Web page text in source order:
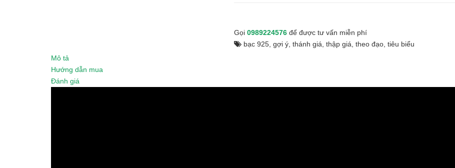
Gọi 0989224576để được tư vấn miễn phí
bạc 925, gợi ý, thánh giá thập giá theo đạo, tiêu biểu
Mô tả
Hướng dẫn mua
Đánh giá